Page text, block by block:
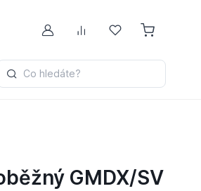
Můj účetPorovnávání
Oblíbené
Co hledáte?
GMDX/SV